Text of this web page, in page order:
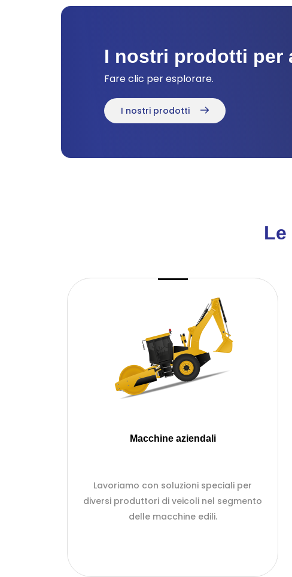
I nostri prodotti per
Fare clic per esplorare.
I nostri prodotti
Macchine aziendali
Lavoriamo con soluzioni speciali per
diversi produttori di veicoli nel segmento
delle macchine edili.